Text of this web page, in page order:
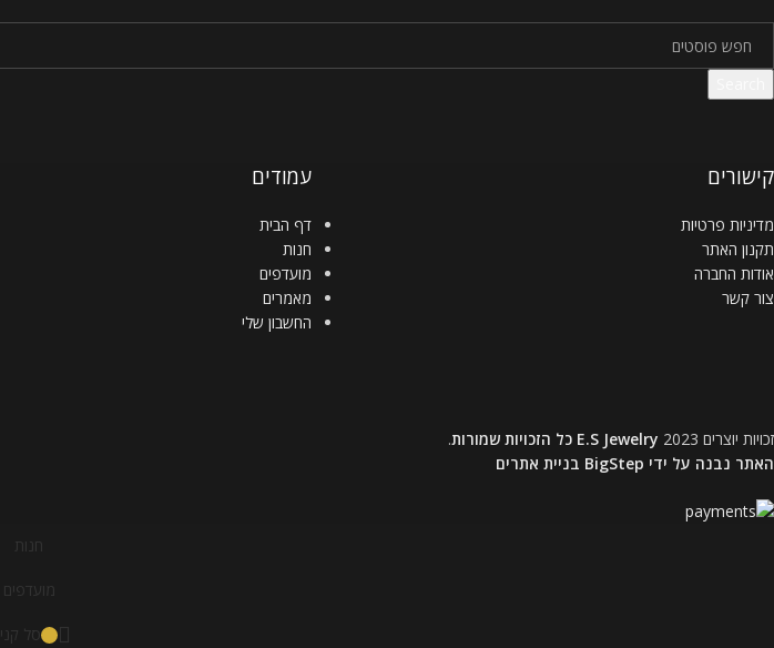
קישורים
מדיניות פרטיות
תקנון האתר
אודות החברה
צור קשר
עמודים
דף הבית
חנות
מועדפים
מאמרים
החשבון שלי
זכויות יוצרים E.S Jewelry 2023 כל הזכויות שמורות.
האתר נבנה על ידי BigStep בניית אתרים
חנות
מועדפים
סל